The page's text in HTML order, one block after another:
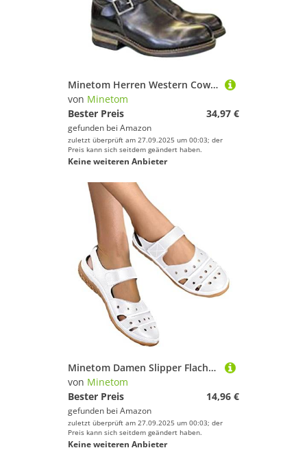
Minetom Herren Western Cowboy Stiefel Stiefeletten Reiterstiefel Vintage Combat Boots Stiefel Biker Boots Mit Blockabsat B1 Schwarz 42 EU
von Minetom
Bester Preis
34,97 €
gefunden bei Amazon
zuletzt überprüft am 27.09.2025 um 00:03; der
Preis kann sich seitdem geändert haben.
Keine weiteren Anbieter
Minetom Damen Slipper Flache Atmungsaktive Cutouts Römersandalen Modische Geschlossene Slippers Frauen Low Top Halbschuhe Slip On Bootsschuhe Schlupfschuhe Lässige Damenschuhe C Weiß 39 EU
von Minetom
Bester Preis
14,96 €
gefunden bei Amazon
zuletzt überprüft am 27.09.2025 um 00:03; der
Preis kann sich seitdem geändert haben.
Keine weiteren Anbieter